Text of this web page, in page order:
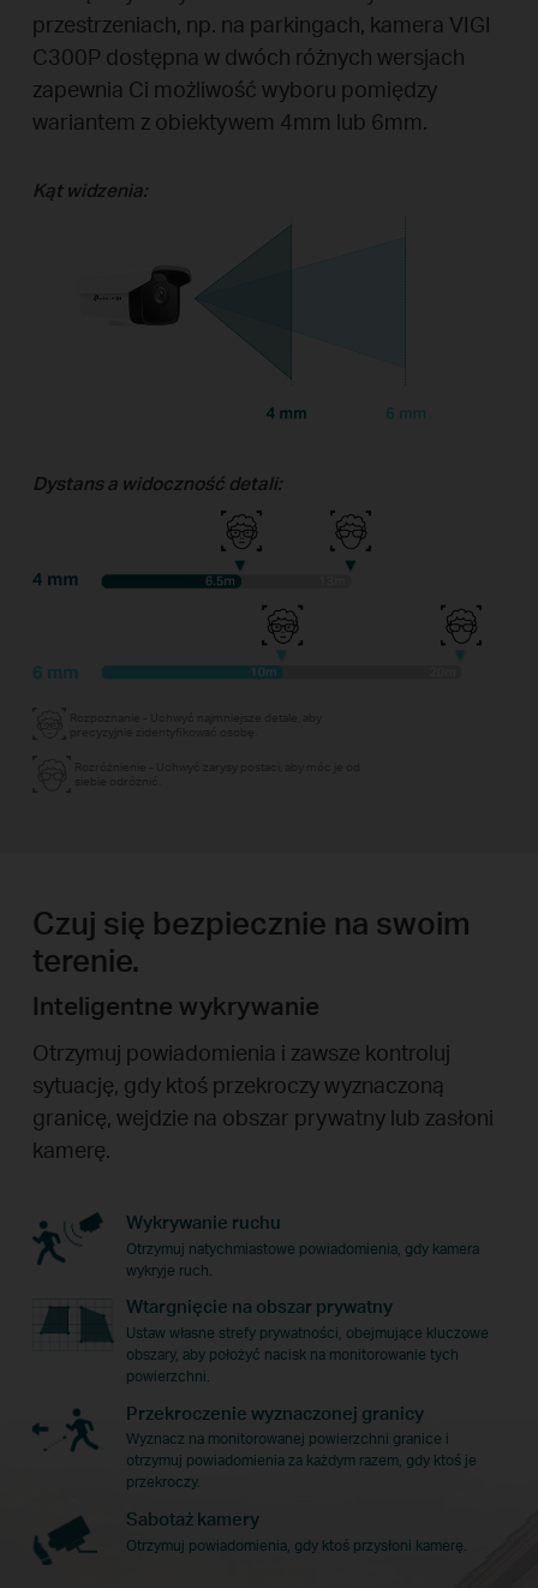
przestrzeniach, np. na parkingach, kamera VIGI
C300P dostępna w dwóch różnych wersjach
zapewnia Ci możliwość wyboru pomiędzy
wariantem z obiektywem 4mm lub 6mm.
Kąt widzenia:
Dystans a widoczność detali:
Czuj się bezpiecznie na swoim
terenie.
Inteligentne wykrywanie
Otrzymuj powiadomienia i zawsze kontroluj
sytuację, gdy ktoś przekroczy wyznaczoną
granicę, wejdzie na obszar prywatny lub zasłoni
kamerę.
Wykrywanie ruchu
Otrzymuj natychmiastowe powiadomienia, gdy kamera
wykryje ruch.
Wtargnięcie na obszar prywatny
Ustaw własne strefy prywatności, obejmujące kluczowe
obszary, aby położyć nacisk na monitorowanie tych
powierzchni.
Przekroczenie wyznaczonej granicy
Wyznacz na monitorowanej powierzchni granice i
otrzymuj powiadomienia za każdym razem, gdy ktoś je
przekroczy.
Sabotaż kamery
Otrzymuj powiadomienia, gdy ktoś przysłoni kamerę.